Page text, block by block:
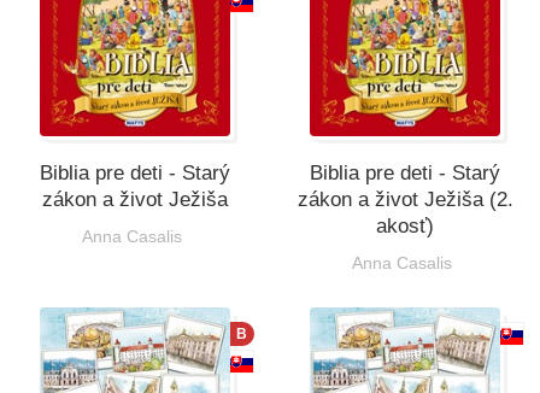
Biblia pre deti - Starý
zákon a život Ježiša
Anna Casalis
Biblia pre deti - Starý
zákon a život Ježiša (2.
akosť)
Anna Casalis
B